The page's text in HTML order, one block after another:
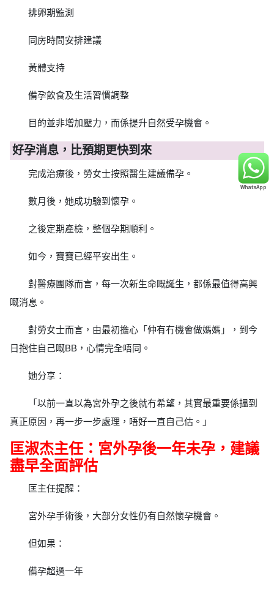
排卵期監測
同房時間安排建議
黃體支持
備孕飲食及生活習慣調整
目的並非增加壓力，而係提升自然受孕機會。
好孕消息，比預期更快到來
完成治療後，勞女士按照醫生建議備孕。
數月後，她成功驗到懷孕。
之後定期產檢，整個孕期順利。
如今，寶寶已經平安出生。
對醫療團隊而言，每一次新生命嘅誕生，都係最值得高興
嘅消息。
對勞女士而言，由最初擔心「仲有冇機會做媽媽」，到今
日抱住自己嘅BB，心情完全唔同。
她分享：
「以前一直以為宮外孕之後就冇希望，其實最重要係搵到
真正原因，再一步一步處理，唔好一直自己估。」
匡淑杰主任：宮外孕後一年未孕，建議
盡早全面評估
匡主任提醒：
宮外孕手術後，大部分女性仍有自然懷孕機會。
但如果：
備孕超過一年